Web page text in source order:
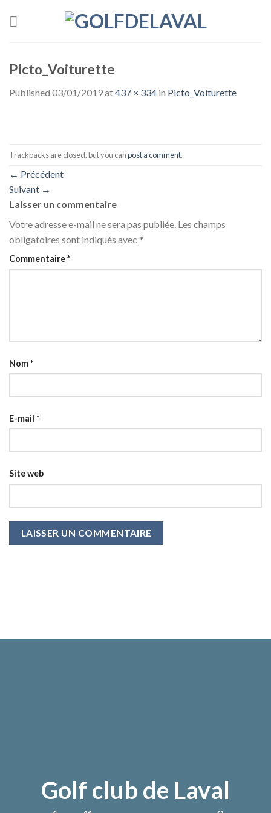
Picto_Voiturette
Published 03/01/2019at437 × 334 in Picto_Voiturette
Trackbacks are closed, but you canpost a comment.
← Précédent
Suivant →
Laisser un commentaire
Votre adresse e-mail ne sera pas publiée. Les champs
obligatoires sont indiqués avec *
Commentaire*
Nom*
E-mail *
Site web
Golf club de Laval